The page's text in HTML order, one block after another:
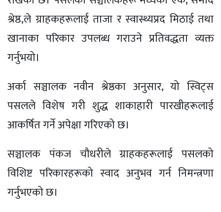
श्रेष्ठ,ले ग्राहकहरूलाई ताजा र स्वास्थ्यप्रद मिठाई तथा
खानाका परिकार उपलब्ध गराउने प्रतिवद्धता व्यक्त
गर्नुभयो।
अर्का सञ्चालक नवीन श्रेष्ठका अनुसार, यो स्विट्स
पसलले विशेष गरी शुद्ध शाकाहारी पारखीहरूलाई
आकर्षित गर्ने अपेक्षा गरिएको छ।
सञ्चालक पंकज चौधरीले ग्राहकहरूलाई पसलको
विशिष्ट परिकारहरूको स्वाद अनुभव गर्न निमन्त्रणा
गर्नुभएको छ।